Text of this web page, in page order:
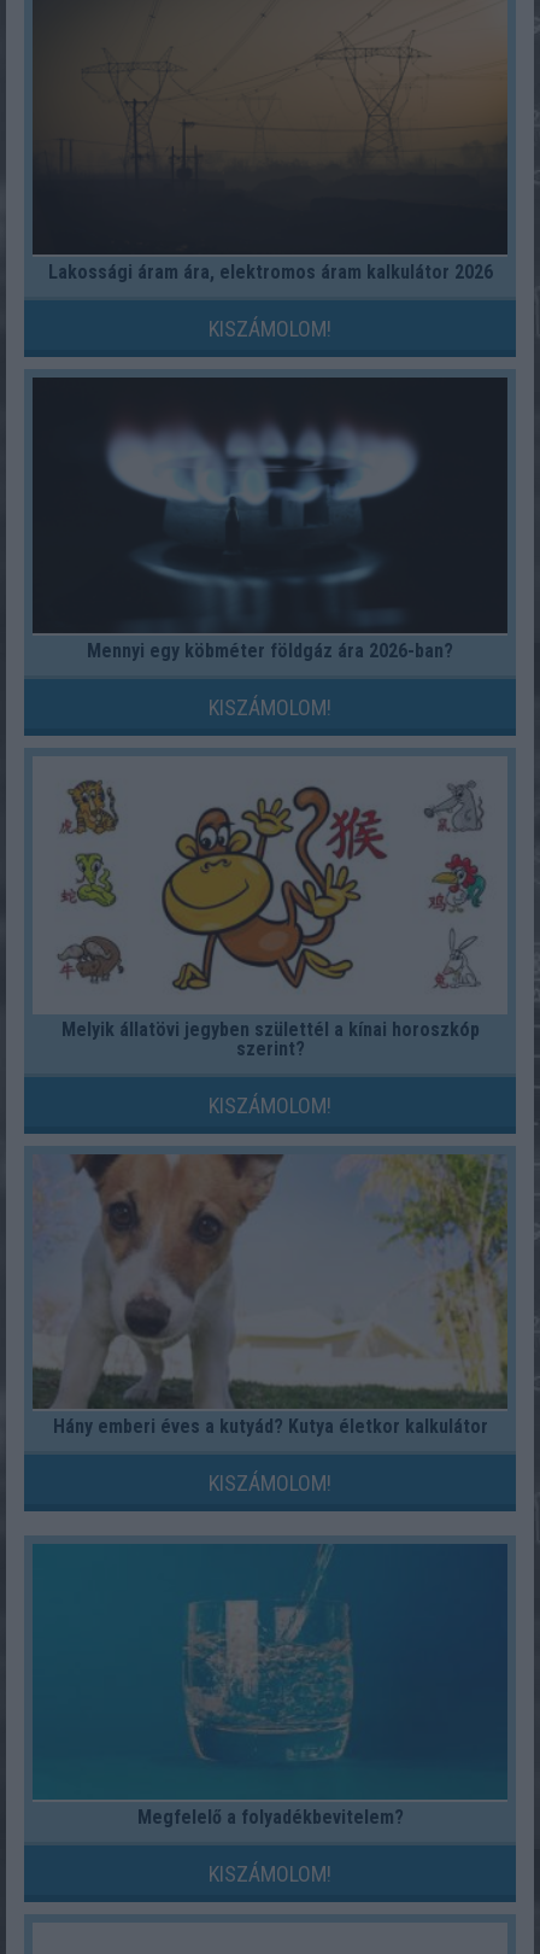
Lakossági áram ára, elektromos áram kalkulátor 2026
KISZÁMOLOM!
Mennyi egy köbméter földgáz ára 2026-ban?
KISZÁMOLOM!
Melyik állatövi jegyben születtél a kínai horoszkóp
szerint?
KISZÁMOLOM!
Hány emberi éves a kutyád? Kutya életkor kalkulátor
KISZÁMOLOM!
Megfelelő a folyadékbevitelem?
KISZÁMOLOM!